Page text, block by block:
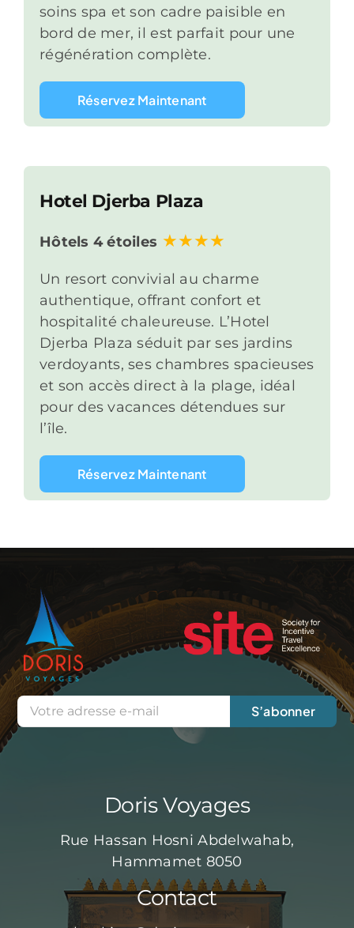
soins spa et son cadre paisible en
bord de mer, il est parfait pour une
régénération complète.
Réservez Maintenant
Hotel Djerba Plaza
Hôtels 4 étoiles
Un resort convivial au charme
authentique, offrant confort et
hospitalité chaleureuse. L’Hotel
Djerba Plaza séduit par ses jardins
verdoyants, ses chambres spacieuses
et son accès direct à la plage, idéal
pour des vacances détendues sur
l’île.
Réservez Maintenant
S’abonner
Doris Voyages
Rue Hassan Hosni Abdelwahab,
Hammamet 8050
Contact